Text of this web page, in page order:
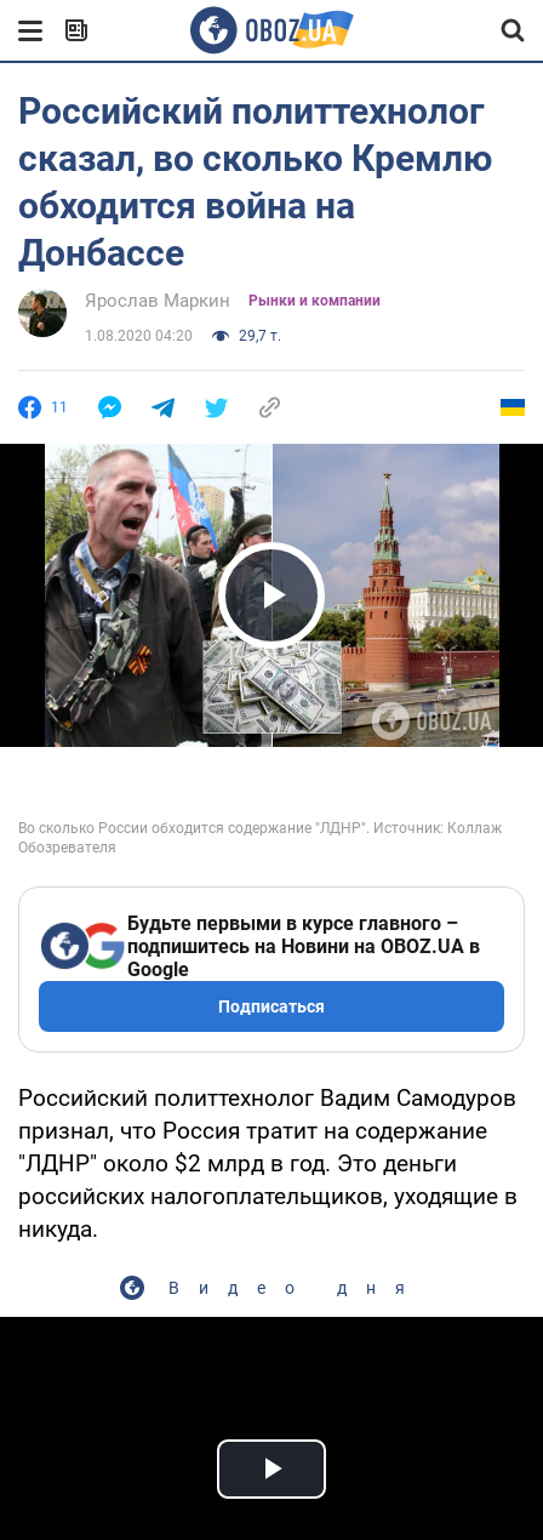
Российский политтехнолог
сказал, во сколько Кремлю
обходится война на
Донбассе
Ярослав Маркин Рынки и компании
1.08.2020 04:20 29,7 т.
11
Play Video
Будьте первыми в курсе главного –
подпишитесь на Новини на OBOZ.UA в
Google
Подписаться
Российский политтехнолог Вадим Самодуров
признал, что Россия тратит на содержание
"ЛДНР" около $2 млрд в год. Это деньги
российских налогоплательщиков, уходящие в
никуда.
Видео дня
Play Video